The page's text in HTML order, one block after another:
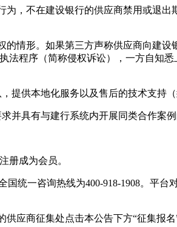
，不在建设银行的供应商禁用或退
情形。如果第三方声称供应商向建
法程序（简称侵权诉讼），一方自知
提供本地化服务以及售后的技术支持
并具有与建行系统内开展同类合作案例
册成为会员。
统一咨询热线为400-918-1908。平
应商征集处点击本公告下方“征集报名